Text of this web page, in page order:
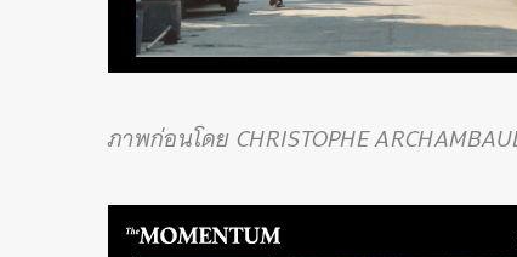
ภาพก่อนโดย CHRISTOPHE